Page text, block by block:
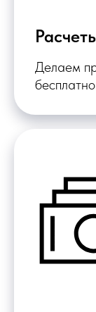
Делаем
бесплатно